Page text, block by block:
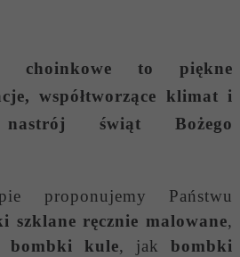
choinkowe to piękne
współtworzące klimat i
nastrój świąt Bożego
proponujemy Państwu
szklane ręcznie malowane,
bombki kule, jak bombki